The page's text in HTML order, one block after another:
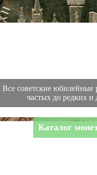
Все советские юбилейные
частых до редких и
Каталог